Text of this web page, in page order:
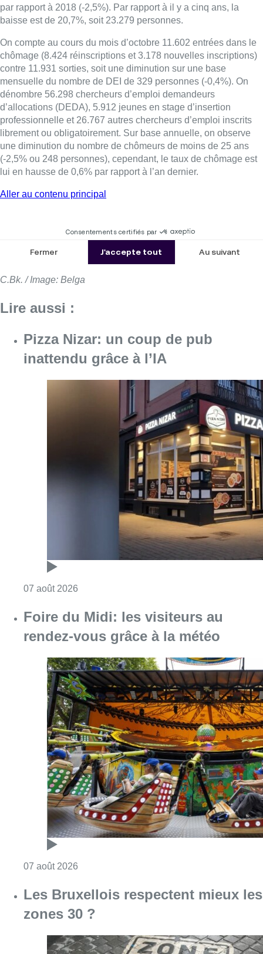
par rapport à 2018 (-2,5%). Par rapport à il y a cinq ans, la
baisse est de 20,7%, soit 23.279 personnes.
On compte au cours du mois d’octobre 11.602 entrées dans le
chômage (8.424 réinscriptions et 3.178 nouvelles inscriptions)
contre 11.931 sorties, soit une diminution sur une base
mensuelle du nombre de DEI de 329 personnes (-0,4%). On
dénombre 56.298 chercheurs d’emploi demandeurs
d’allocations (DEDA), 5.912 jeunes en stage d’insertion
professionnelle et 26.767 autres chercheurs d’emploi inscrits
librement ou obligatoirement. Sur base annuelle, on observe
une diminution du nombre de chômeurs de moins de 25 ans
(-2,5% ou 248 personnes), cependant, le taux de chômage est
lui en hausse de 0,6% par rapport à l’an dernier.
C.Bk. / Image: Belga
Lire aussi :
Pizza Nizar: un coup de pub
inattendu grâce à l’IA
07 août 2026
Foire du Midi: les visiteurs au
rendez-vous grâce à la météo
07 août 2026
Les Bruxellois respectent mieux les
zones 30 ?